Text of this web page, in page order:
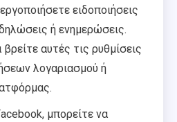
ειδοποιήσεις
ή ενημερώσεις.
αυτές τις ρυθμίσεις
λογαριασμού ή
μπορείτε να